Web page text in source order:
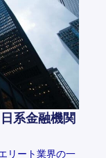
系金融機関
リート業界の一